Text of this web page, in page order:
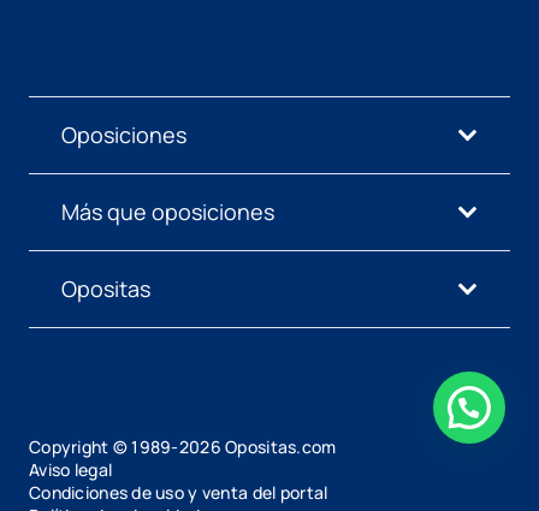
Oposiciones
Más que oposiciones
Opositas
Copyright © 1989-2026 Opositas.com
Aviso legal
Condiciones de uso y venta del portal